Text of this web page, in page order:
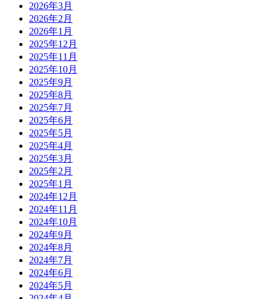
2026年3月
2026年2月
2026年1月
2025年12月
2025年11月
2025年10月
2025年9月
2025年8月
2025年7月
2025年6月
2025年5月
2025年4月
2025年3月
2025年2月
2025年1月
2024年12月
2024年11月
2024年10月
2024年9月
2024年8月
2024年7月
2024年6月
2024年5月